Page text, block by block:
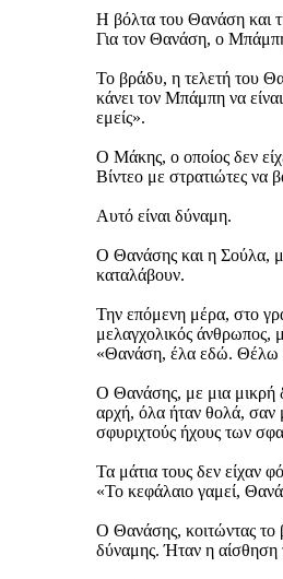
Η βόλτα του Θανάση και
Για τον Θανάση, ο
Το βράδυ, η τελετή του
κάνει τον Μπάμπη να
εμείς».
Ο Μάκης, ο οποίος δεν
Βίντεο με στρατιώτες να
Αυτό είναι δύναμη.
Ο Θανάσης και η Σούλα,
καταλάβουν.
Την επόμενη μέρα, στο
μελαγχολικός άνθρωπος,
«Θανάση, έλα εδώ. Θέλω
Ο Θανάσης, με μια μικρή
αρχή, όλα ήταν θολά, σαν
σφυριχτούς ήχους των
Τα μάτια τους δεν είχαν
«Το κεφάλαιο γαμεί,
Ο Θανάσης, κοιτώντας το
δύναμης. Ήταν η αίσθηση